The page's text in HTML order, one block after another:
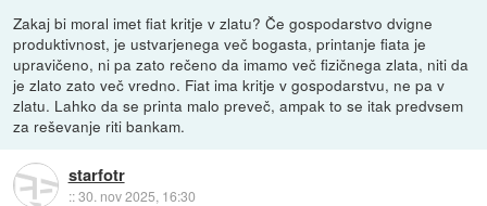
Zakaj bi moral imet fiat kritje v zlatu? Če gospodarstvo dvigne
produktivnost, je ustvarjenega več bogasta, printanje fiata je
upravičeno, ni pa zato rečeno da imamo več fizičnega zlata, niti da
je zlato zato več vredno. Fiat ima kritje v gospodarstvu, ne pa v
zlatu. Lahko da se printa malo preveč, ampak to se itak predvsem
za reševanje riti bankam.
starfotr
::30. nov 2025, 16:30